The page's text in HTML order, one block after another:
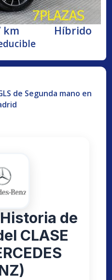
km Híbrido
de Segunda mano en
de
CLASE